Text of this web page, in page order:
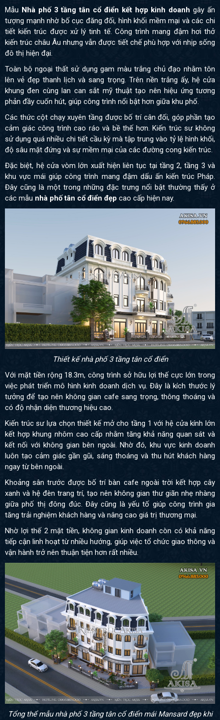
Mẫu Nhà phố 3 tầng tân cổ điển kết hợp kinh doanh gây ấn
tượng mạnh nhờ bố cục đăng đối, hình khối mềm mại và các chi
tiết kiến trúc được xử lý tinh tế. Công trình mang đậm hơi thở
kiến trúc châu Âu nhưng vẫn được tiết chế phù hợp với nhịp sống
đô thị hiện đại.
Toàn bộ ngoại thất sử dụng gam màu trắng chủ đạo nhằm tôn
lên vẻ đẹp thanh lịch và sang trọng. Trên nền trắng ấy, hệ cửa
khung đen cùng lan can sắt mỹ thuật tạo nên hiệu ứng tương
phản đầy cuốn hút, giúp công trình nổi bật hơn giữa khu phố.
Các thức cột chạy xuyên tầng được bố trí cân đối, góp phần tạo
cảm giác công trình cao ráo và bề thế hơn. Kiến trúc sư không
sử dụng quá nhiều chi tiết cầu kỳ mà tập trung vào tỷ lệ hình khối,
độ sâu mặt đứng và sự mềm mại của các đường cong kiến trúc.
Đặc biệt, hệ cửa vòm lớn xuất hiện liên tục tại tầng 2, tầng 3 và
khu vực mái giúp công trình mang đậm dấu ấn kiến trúc Pháp.
Đây cũng là một trong những đặc trưng nổi bật thường thấy ở
các mẫu nhà phố tân cổ điển đẹp cao cấp hiện nay.
Thiết kế nhà phố 3 tầng tân cổ điển
Với mặt tiền rộng 18.3m, công trình sở hữu lợi thế cực lớn trong
việc phát triển mô hình kinh doanh dịch vụ. Đây là kích thước lý
tưởng để tạo nên không gian cafe sang trọng, thông thoáng và
có độ nhận diện thương hiệu cao.
Kiến trúc sư lựa chọn thiết kế mở cho tầng 1 với hệ cửa kính lớn
kết hợp khung nhôm cao cấp nhằm tăng khả năng quan sát và
kết nối với không gian bên ngoài. Nhờ đó, khu vực kinh doanh
luôn tạo cảm giác gần gũi, sáng thoáng và thu hút khách hàng
ngay từ bên ngoài.
Khoảng sân trước được bố trí bàn cafe ngoài trời kết hợp cây
xanh và hệ đèn trang trí, tạo nên không gian thư giãn nhẹ nhàng
giữa phố thị đông đúc. Đây cũng là yếu tố giúp công trình gia
tăng trải nghiệm khách hàng và nâng cao giá trị thương mại.
Nhờ lợi thế 2 mặt tiền, không gian kinh doanh còn có khả năng
tiếp cận linh hoạt từ nhiều hướng, giúp việc tổ chức giao thông và
vận hành trở nên thuận tiện hơn rất nhiều.
Tổng thể mẫu nhà phố 3 tầng tân cổ điển mái Mansard đẹp khi